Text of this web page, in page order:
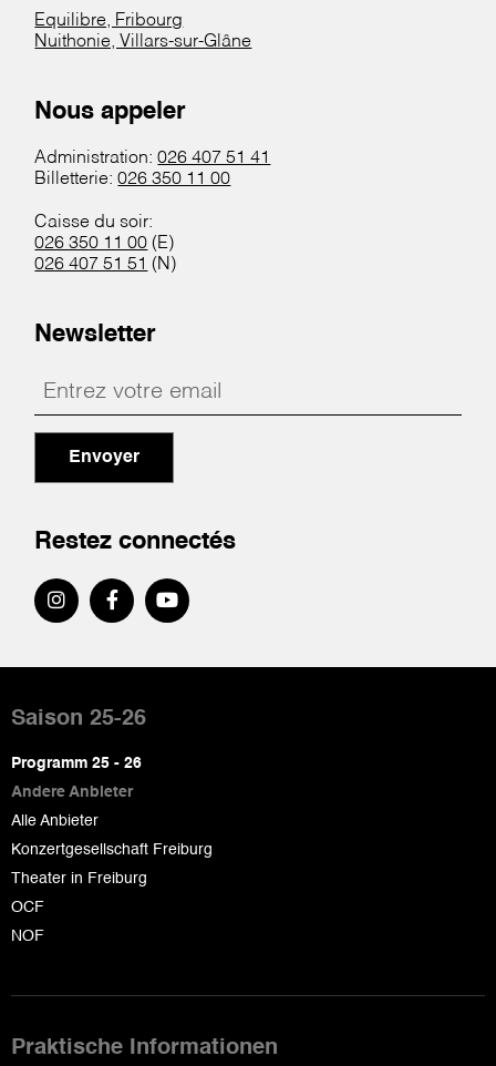
Equilibre, Fribourg
Nuithonie, Villars-sur-Glâne
Nous appeler
Administration:026 407 51 41
Billetterie:026 350 11 00
Caisse du soir:
026 350 11 00 (E)
026 407 51 51 (N)
Newsletter
Envoyer
Restez connectés
de
page
Saison 25-26
Programm 25 - 26
Andere Anbieter
Alle Anbieter
Konzertgesellschaft Freiburg
Theater in Freiburg
OCF
NOF
Praktische Informationen